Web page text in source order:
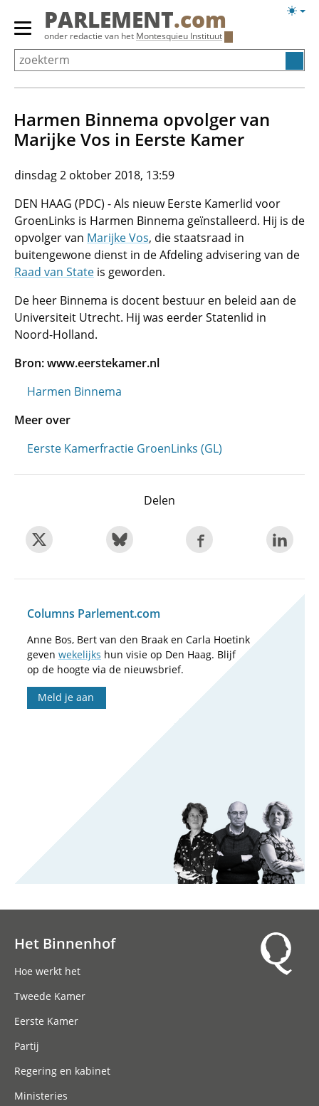
Overslaan
Primair
menu
tonen/verbergen
PARLEMENT.com
onder redactie van het Montesquieu Instituut
Harmen Binnema opvolger van
Marijke Vos in Eerste Kamer
dinsdag 2 oktober 2018, 13:59
DEN HAAG (PDC) - Als nieuw Eerste Kamerlid voor
GroenLinks is Harmen Binnema geïnstalleerd. Hij is de
opvolger van Marijke Vos, die staatsraad in
buitengewone dienst in de Afdeling advisering van de
Raad van State is geworden.
De heer Binnema is docent bestuur en beleid aan de
Universiteit Utrecht. Hij was eerder Statenlid in
Noord-Holland.
Bron: www.eerstekamer.nl
Harmen Binnema
Meer over
Eerste Kamerfractie GroenLinks (GL)
Delen
Columns Parlement.com
Anne Bos, Bert van den Braak en Carla Hoetink
geven wekelijks hun visie op Den Haag. Blijf
op de hoogte via de nieuwsbrief.
Meld je aan
Het Binnenhof
Hoe werkt het
Tweede Kamer
Eerste Kamer
Partij
Regering en kabinet
Ministeries